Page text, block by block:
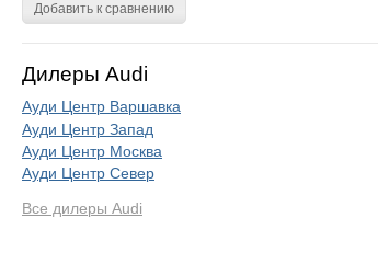
Добавить к сравнению
Дилеры Audi
Ауди Центр Варшавка
Ауди Центр Запад
Ауди Центр Москва
Ауди Центр Север
Все дилеры Audi